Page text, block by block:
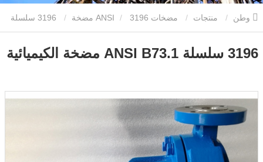
منتجات مضخات ANSI 3196 مضخة 3196 سلسلة
ANSI B73.1 مضخة الكيميائية
3196 سلسلة ANSI B73.1 مضخة الكيميائية